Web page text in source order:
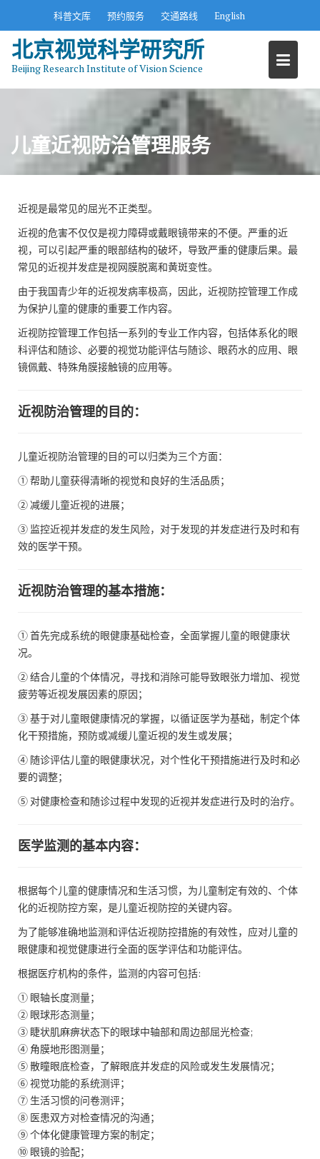
e
科普文库 预约服务 交通路线 English
北京视觉科学研究所
Beijing Research Institute of Vision Science
儿童近视防治管理服务
近视是最常见的屈光不正类型。
近视的危害不仅仅是视力障碍或戴眼镜带来的不便。严重的近
视，可以引起严重的眼部结构的破坏，导致严重的健康后果。最
常见的近视并发症是视网膜脱离和黄斑变性。
由于我国青少年的近视发病率极高，因此，近视防控管理工作成
为保护儿童的健康的重要工作内容。
近视防控管理工作包括一系列的专业工作内容，包括体系化的眼
科评估和随诊、必要的视觉功能评估与随诊、眼药水的应用、眼
镜佩戴、特殊角膜接触镜的应用等。
近视防治管理的目的：
儿童近视防治管理的目的可以归类为三个方面：
① 帮助儿童获得清晰的视觉和良好的生活品质；
② 减缓儿童近视的进展；
③ 监控近视并发症的发生风险，对于发现的并发症进行及时和有
效的医学干预。
近视防治管理的基本措施：
① 首先完成系统的眼健康基础检查，全面掌握儿童的眼健康状
况。
② 结合儿童的个体情况，寻找和消除可能导致眼张力增加、视觉
疲劳等近视发展因素的原因；
③ 基于对儿童眼健康情况的掌握，以循证医学为基础，制定个体
化干预措施，预防或减缓儿童近视的发生或发展；
④ 随诊评估儿童的眼健康状况，对个性化干预措施进行及时和必
要的调整；
⑤ 对健康检查和随诊过程中发现的近视并发症进行及时的治疗。
医学监测的基本内容：
根据每个儿童的健康情况和生活习惯，为儿童制定有效的、个体
化的近视防控方案，是儿童近视防控的关键内容。
为了能够准确地监测和评估近视防控措施的有效性，应对儿童的
眼健康和视觉健康进行全面的医学评估和功能评估。
根据医疗机构的条件，监测的内容可包括:
① 眼轴长度测量；
② 眼球形态测量；
③ 睫状肌麻痹状态下的眼球中轴部和周边部屈光检查;
④ 角膜地形图测量；
⑤ 散瞳眼底检查，了解眼底并发症的风险或发生发展情况；
⑥ 视觉功能的系统测评；
⑦ 生活习惯的问卷测评；
⑧ 医患双方对检查情况的沟通；
⑨ 个体化健康管理方案的制定；
⑩ 眼镜的验配；